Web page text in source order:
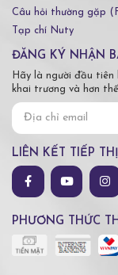
Câu hỏi thường gặp
Tạp chí Nuty
ĐĂNG KÝ NHẬN
Hãy là người đầu tiên
khai trương và hơn thế
LIÊN KẾT TIẾP THỊ
PHƯƠNG THỨC